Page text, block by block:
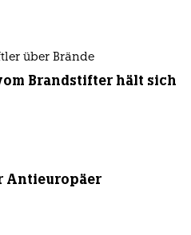
über Brände
Brandstifter hält sich
Antieuropäer